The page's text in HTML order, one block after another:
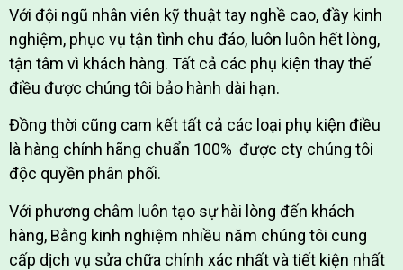
Với đội ngũ nhân viên kỹ thuật tay nghề cao, đầy kinh
nghiệm, phục vụ tận tình chu đáo, luôn luôn hết lòng,
tận tâm vì khách hàng. Tất cả các phụ kiện thay thế
điều được chúng tôi bảo hành dài hạn.
Đồng thời cũng cam kết tất cả các loại phụ kiện điều
là hàng chính hãng chuẩn 100% được cty chúng tôi
độc quyền phân phối.
Với phương châm luôn tạo sự hài lòng đến khách
hàng, Bằng kinh nghiệm nhiều năm chúng tôi cung
cấp dịch vụ sửa chữa chính xác nhất và tiết kiện nhất